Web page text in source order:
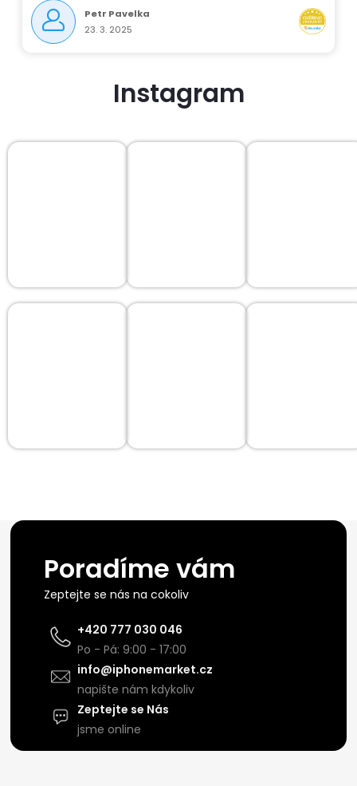
Petr Pavelka
23. 3. 2025
Instagram
Poradíme vám
Zeptejte se nás na cokoliv
+420 777 030 046
Po - Pá: 9:00 - 17:00
info@iphonemarket.cz
napište nám kdykoliv
Zeptejte se Nás
jsme online